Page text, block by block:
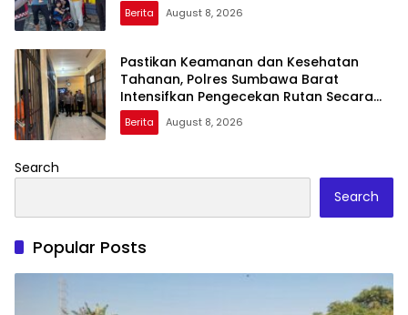
Berita August 8, 2026
Pastikan Keamanan dan Kesehatan
Tahanan, Polres Sumbawa Barat
Intensifkan Pengecekan Rutan Secara
Berkala
Berita August 8, 2026
Search
Search
Popular Posts